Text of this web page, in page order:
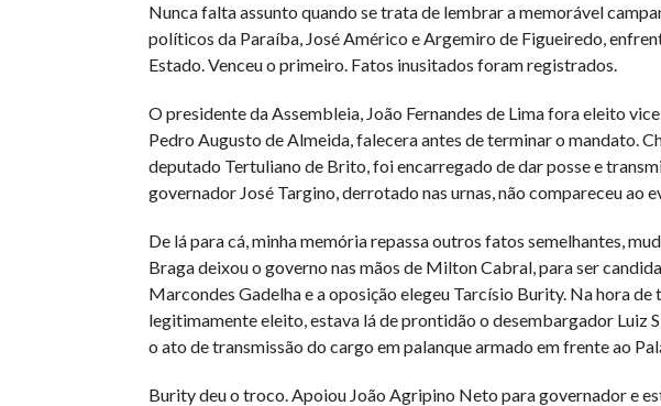
Nunca falta assunto quando se trata de lembrar a memorável
políticos da Paraíba, José Américo e Argemiro de Figueiredo,
Estado. Venceu o primeiro. Fatos inusitados foram registrados.
O presidente da Assembleia, João Fernandes de Lima fora eleito
Pedro Augusto de Almeida, falecera antes de terminar o mandato.
deputado Tertuliano de Brito, foi encarregado de dar posse e
governador José Targino, derrotado nas urnas, não compareceu ao
De lá para cá, minha memória repassa outros fatos semelhantes,
Braga deixou o governo nas mãos de Milton Cabral, para ser
Marcondes Gadelha e a oposição elegeu Tarcísio Burity. Na hora
legitimamente eleito, estava lá de prontidão o desembargador Luiz
o ato de transmissão do cargo em palanque armado em frente ao
Burity deu o troco. Apoiou João Agripino Neto para governador e